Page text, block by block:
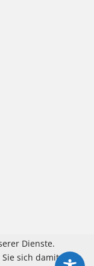
Dienste.
sich damit